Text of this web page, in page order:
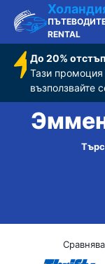
RENTAL
До 20%
Тази промоция
възползвайте